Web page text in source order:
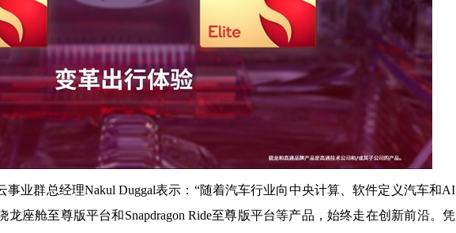
业群总经理Nakul Duggal表示：“随着汽车行业向中央计算、软件定义汽车和AI
座舱至尊版平台和Snapdragon Ride至尊版平台等产品，始终走在创新前沿。凭